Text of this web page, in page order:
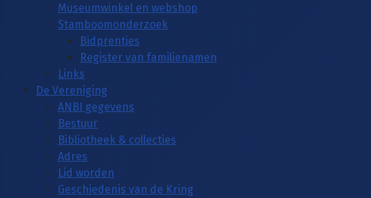
Museumwinkel en webshop
Stamboomonderzoek
Bidprentjes
Register van familienamen
Links
De Vereniging
ANBI gegevens
Bestuur
Bibliotheek & collecties
Adres
Lid worden
Geschiedenis van de Kring